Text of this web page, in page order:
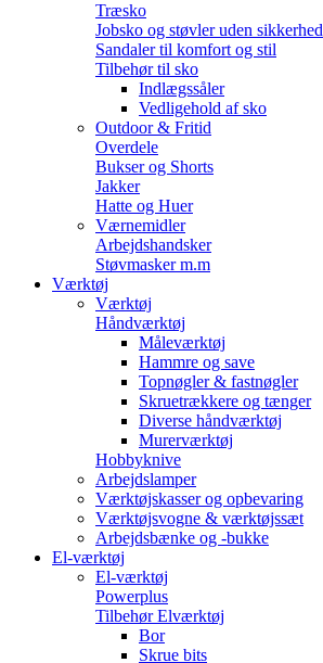
Træsko
Jobsko og støvler uden sikkerhed
Sandaler til komfort og stil
Tilbehør til sko
Indlægssåler
Vedligehold af sko
Outdoor & Fritid
Overdele
Bukser og Shorts
Jakker
Hatte og Huer
Værnemidler
Arbejdshandsker
Støvmasker m.m
Værktøj
Værktøj
Håndværktøj
Måleværktøj
Hammre og save
Topnøgler & fastnøgler
Skruetrækkere og tænger
Diverse håndværktøj
Murerværktøj
Hobbyknive
Arbejdslamper
Værktøjskasser og opbevaring
Værktøjsvogne & værktøjssæt
Arbejdsbænke og -bukke
El-værktøj
El-værktøj
Powerplus
Tilbehør Elværktøj
Bor
Skrue bits